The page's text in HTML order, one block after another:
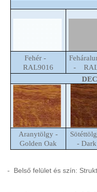
Fehér -
RAL9016
-
Aranytölgy -
Golden Oak
-
- Belső felület és szín: